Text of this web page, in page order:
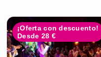
¡Oferta con descuento!
Desde 28 €